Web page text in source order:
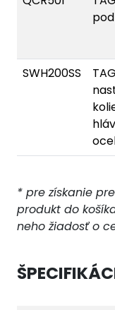
SWH200SS
* pre získanie
produkt do
neho žiadosť o